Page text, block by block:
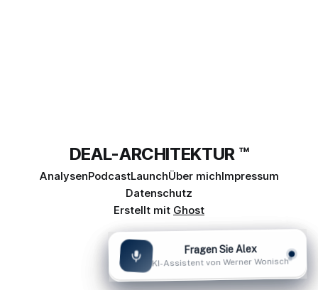
DEAL-ARCHITEKTUR ™
AnalysenPodcastLaunchÜber michImpressum
Datenschutz
Erstellt mit Ghost